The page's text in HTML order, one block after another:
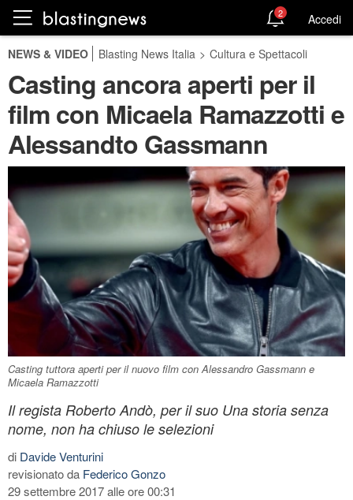
2 Accedi
NEWS & VIDEO Blasting News Italia > Cultura e Spettacoli
Casting ancora aperti per il
film con Micaela Ramazzotti e
Alessandto Gassmann
Casting tuttora aperti per il nuovo film con Alessandro Gassmann e
Micaela Ramazzotti
Il regista Roberto Andò, per il suo Una storia senza
nome, non ha chiuso le selezioni
di Davide Venturini
revisionato da Federico Gonzo
29 settembre 2017 alle ore 00:31